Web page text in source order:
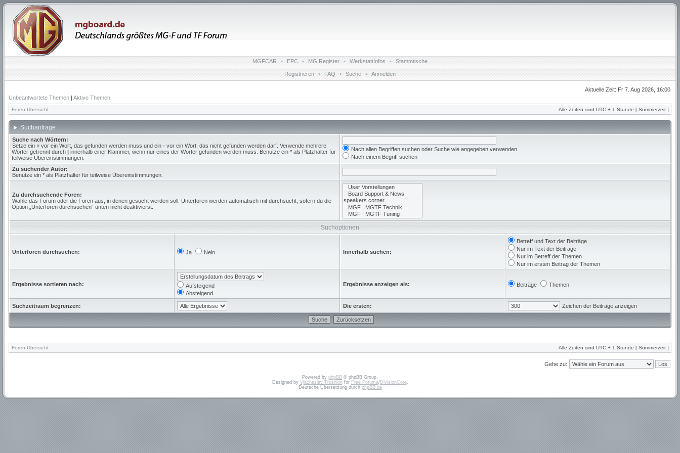
MGFCAR • EPC • MG Register • WerkstattInfos • Stammtische
Registrieren • FAQ • Suche • Anmelden
Aktuelle Zeit: Fr 7. Aug 2026, 16:00
Unbeantwortete Themen | Aktive Themen
Foren-Übersicht Alle Zeiten sind UTC + 1 Stunde [ Sommerzeit ]
Suchanfrage
Suche nach Wörtern:
Setze ein + vor ein Wort, das gefunden werden muss und ein - vor ein Wort, das nicht gefunden werden darf. Verwende mehrere
Wörter getrennt durch | innerhalb einer Klammer, wenn nur eines der Wörter gefunden werden muss. Benutze ein * als Platzhalter für
teilweise Übereinstimmungen.
Nach allen Begriffen suchen oder Suche wie angegeben verwenden
Nach einem Begriff suchen
Zu suchender Autor:
Benutze ein * als Platzhalter für teilweise Übereinstimmungen.
Zu durchsuchende Foren:
Wähle das Forum oder die Foren aus, in denen gesucht werden soll. Unterforen werden automatisch mit durchsucht, sofern du die
Option „Unterforen durchsuchen“ unten nicht deaktivierst.
Suchoptionen
Unterforen durchsuchen: Ja Nein Innerhalb suchen:
Betreff und Text der Beiträge
Nur im Text der Beiträge
Nur im Betreff der Themen
Nur im ersten Beitrag der Themen
Ergebnisse sortieren nach:
Aufsteigend
Absteigend
Ergebnisse anzeigen als: Beiträge Themen
Suchzeitraum begrenzen: Die ersten: Zeichen der Beiträge anzeigen
Foren-Übersicht Alle Zeiten sind UTC + 1 Stunde [ Sommerzeit ]
Gehe zu:
Powered by phpBB © phpBB Group.
Designed by Vjacheslav Trushkinfor Free Forums/DivisionCore.
Deutsche Übersetzung durch phpBB.de